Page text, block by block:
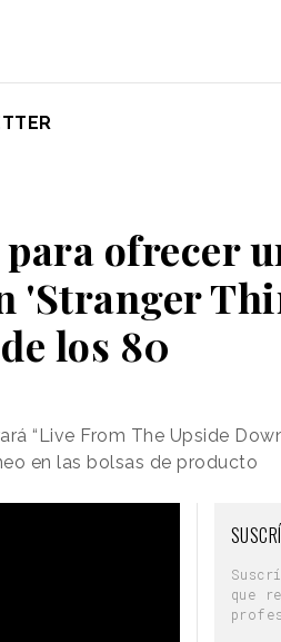
ofrecer
'Stranger
los 80
“Live From The Upside
en las bolsas de producto
que